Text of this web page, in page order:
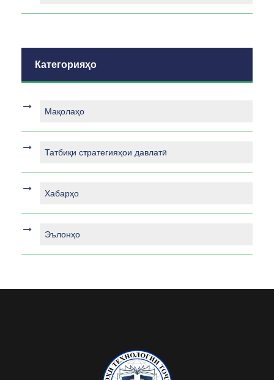
Категорияҳо
Мақолаҳо
Татбиқи стратегияҳои давлатӣ
Хабарҳо
Эълонҳо